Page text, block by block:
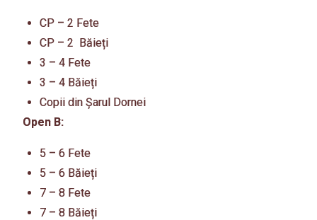
CP – 2 Fete
CP – 2 Băieți
3 – 4 Fete
3 – 4 Băieți
Copii din Șarul Dornei
Open B:
5 – 6 Fete
5 – 6 Băieți
7 – 8 Fete
7 – 8 Băieți